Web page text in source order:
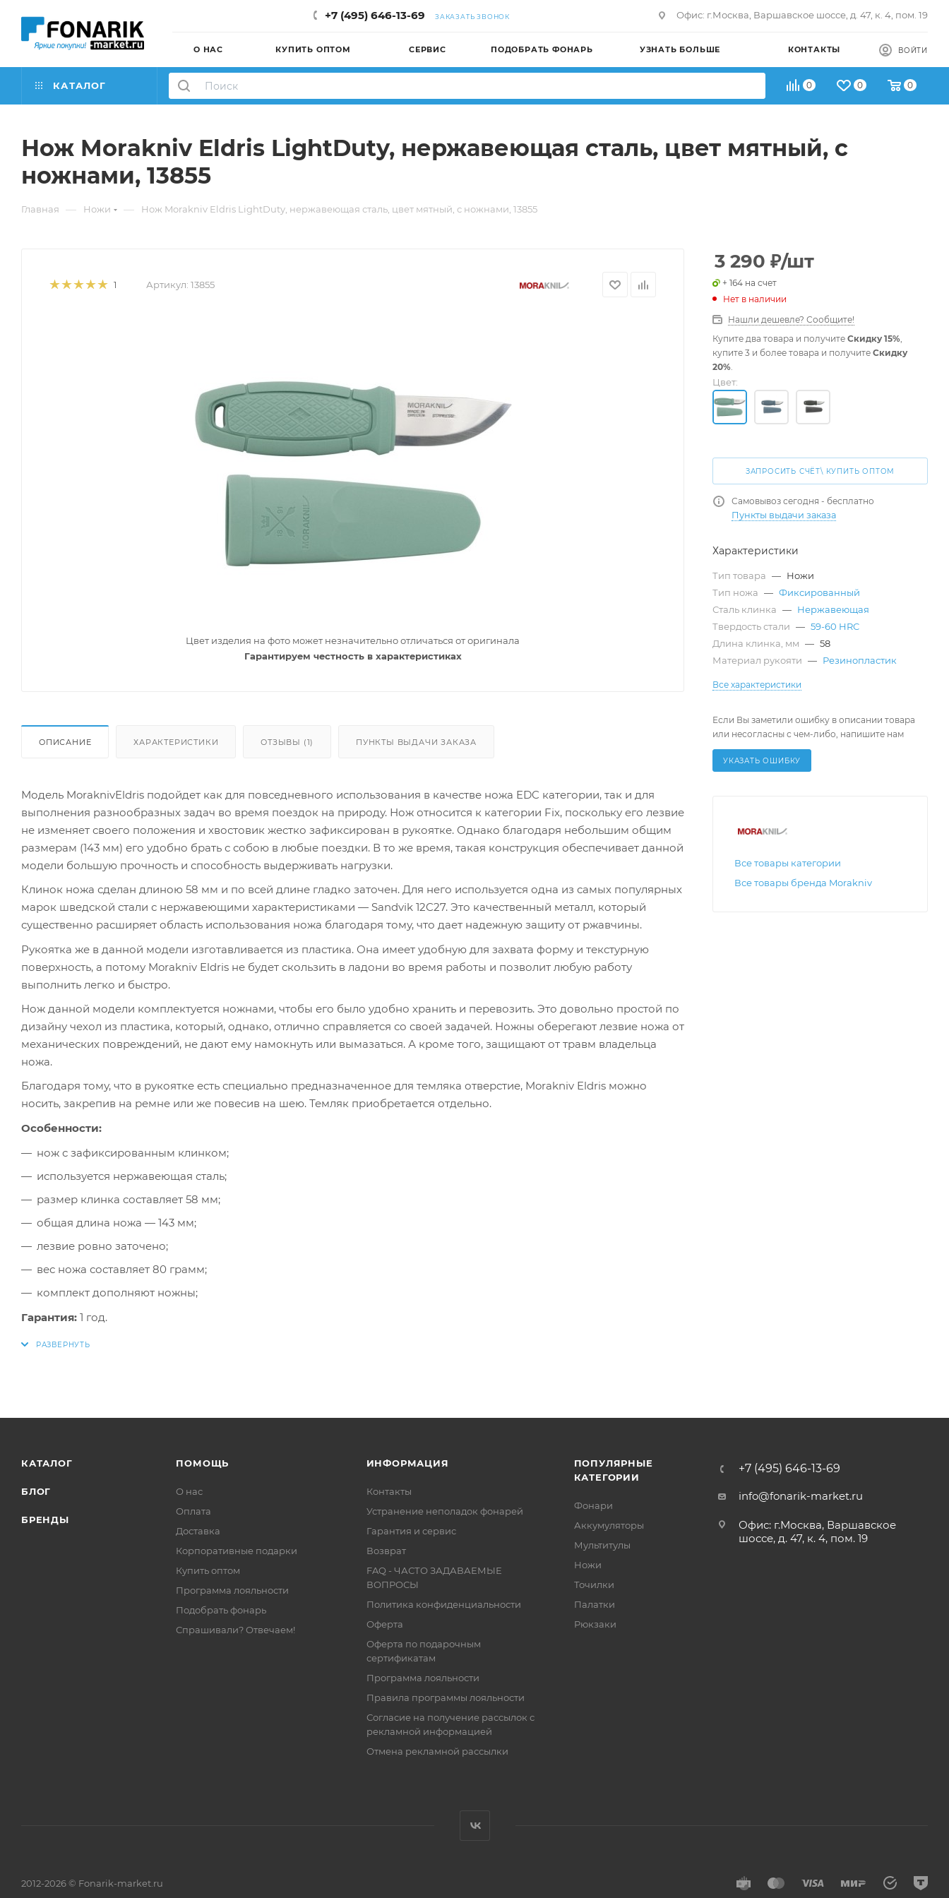
+7 (495) 646-13-69 ЗАКАЗАТЬ ЗВОНОК Офис: г.Москва, Варшавское шоссе, д. 47, к. 4, пом. 19
О НАС КУПИТЬ ОПТОМ СЕРВИС ПОДОБРАТЬ ФОНАРЬ УЗНАТЬ БОЛЬШЕ КОНТАКТЫ ВОЙТИ
КАТАЛОГ 0 0 0
Нож Morakniv Eldris LightDuty, нержавеющая сталь, цвет мятный, с
ножнами, 13855
Главная — Ножи — Нож Morakniv Eldris LightDuty, нержавеющая сталь, цвет мятный, с ножнами, 13855
1 Артикул: 13855
Цвет изделия на фото может незначительно отличаться от оригинала
Гарантируем честность в характеристиках
ОПИСАНИЕ ХАРАКТЕРИСТИКИ ОТЗЫВЫ (1) ПУНКТЫ ВЫДАЧИ ЗАКАЗА
Модель MoraknivEldris подойдет как для повседневного использования в качестве ножа EDC категории, так и для
выполнения разнообразных задач во время поездок на природу. Нож относится к категории Fix, поскольку его лезвие
не изменяет своего положения и хвостовик жестко зафиксирован в рукоятке. Однако благодаря небольшим общим
размерам (143 мм) его удобно брать с собою в любые поездки. В то же время, такая конструкция обеспечивает данной
модели большую прочность и способность выдерживать нагрузки.
Клинок ножа сделан длиною 58 мм и по всей длине гладко заточен. Для него используется одна из самых популярных
марок шведской стали с нержавеющими характеристиками — Sandvik 12C27. Это качественный металл, который
существенно расширяет область использования ножа благодаря тому, что дает надежную защиту от ржавчины.
Рукоятка же в данной модели изготавливается из пластика. Она имеет удобную для захвата форму и текстурную
поверхность, а потому Morakniv Eldris не будет скользить в ладони во время работы и позволит любую работу
выполнить легко и быстро.
Нож данной модели комплектуется ножнами, чтобы его было удобно хранить и перевозить. Это довольно простой по
дизайну чехол из пластика, который, однако, отлично справляется со своей задачей. Ножны оберегают лезвие ножа от
механических повреждений, не дают ему намокнуть или вымазаться. А кроме того, защищают от травм владельца
ножа.
Благодаря тому, что в рукоятке есть специально предназначенное для темляка отверстие, Morakniv Eldris можно
носить, закрепив на ремне или же повесив на шею. Темляк приобретается отдельно.
Особенности:
нож с зафиксированным клинком;
используется нержавеющая сталь;
размер клинка составляет 58 мм;
общая длина ножа — 143 мм;
лезвие ровно заточено;
вес ножа составляет 80 грамм;
комплект дополняют ножны;
Гарантия: 1 год.
3 290 ₽/шт
+ 164 на счет
Нет в наличии
Нашли дешевле? Сообщите!
Купите два товара и получите Скидку 15%
купите 3 и более товара и получите Скидку
20%
Цвет:
ЗАПРОСИТЬ СЧЁТ\ КУПИТЬ ОПТОМ
Самовывоз сегодня - бесплатно
Пункты выдачи заказа
Характеристики
Тип товара — Ножи
Тип ножа — Фиксированный
Сталь клинка — Нержавеющая
Твердость стали — 59-60 HRC
Длина клинка, мм — 58
Материал рукояти — Резинопластик
Все характеристики
Если Вы заметили ошибку в описании товара
или несогласны с чем-либо, напишите нам
УКАЗАТЬ ОШИБКУ
Все товары категории
Все товары бренда Morakniv
КАТАЛОГ
БЛОГ
БРЕНДЫ
ПОМОЩЬ
О нас
Оплата
Доставка
Корпоративные подарки
Купить оптом
Программа лояльности
Подобрать фонарь
Спрашивали? Отвечаем!
ИНФОРМАЦИЯ
Контакты
Устранение неполадок фонарей
Гарантия и сервис
Возврат
FAQ - ЧАСТО ЗАДАВАЕМЫЕ
ВОПРОСЫ
Политика конфиденциальности
Оферта
Оферта по подарочным
сертификатам
Программа лояльности
Правила программы лояльности
Согласие на получение рассылок с
рекламной информацией
Отмена рекламной рассылки
ПОПУЛЯРНЫЕ
КАТЕГОРИИ
Фонари
Аккумуляторы
Мультитулы
Ножи
Точилки
Палатки
Рюкзаки
+7 (495) 646-13-69
info@fonarik-market.ru
Офис: г.Москва, Варшавское
шоссе, д. 47, к. 4, пом. 19
2012-2026 © Fonarik-market.ru